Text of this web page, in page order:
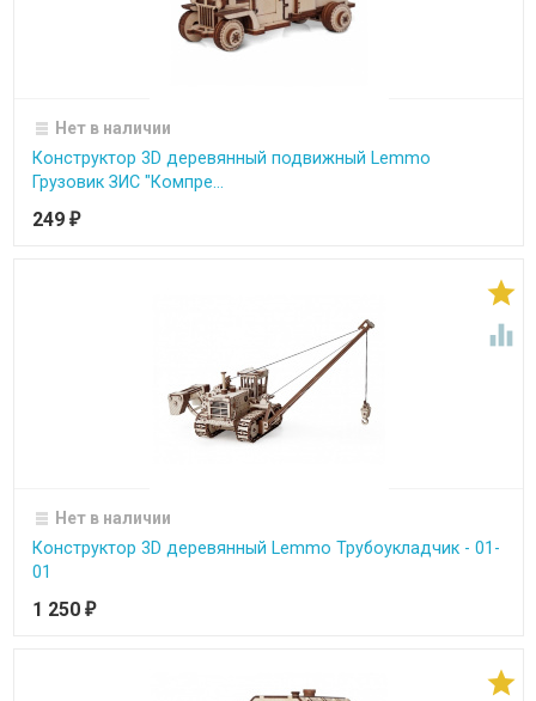
Нет в наличии
Конструктор 3D деревянный подвижный Lemmo
Грузовик ЗИС "Компре...
249 ₽


Нет в наличии
Конструктор 3D деревянный Lemmo Трубоукладчик - 01-
01
1 250 ₽
